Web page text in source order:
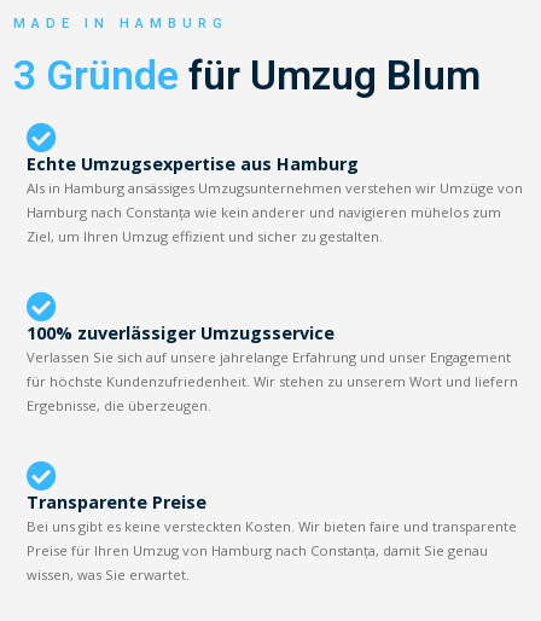
MADE IN HAMBURG
3 Gründe für Umzug Blum
Echte Umzugsexpertise aus Hamburg
Als in Hamburg ansässiges Umzugsunternehmen verstehen wir Umzüge von
Hamburg nach Constanța wie kein anderer und navigieren mühelos zum
Ziel, um Ihren Umzug effizient und sicher zu gestalten.
100% zuverlässiger Umzugsservice
Verlassen Sie sich auf unsere jahrelange Erfahrung und unser Engagement
für höchste Kundenzufriedenheit. Wir stehen zu unserem Wort und liefern
Ergebnisse, die überzeugen.
Transparente Preise
Bei uns gibt es keine versteckten Kosten. Wir bieten faire und transparente
Preise für Ihren Umzug von Hamburg nach Constanța, damit Sie genau
wissen, was Sie erwartet.